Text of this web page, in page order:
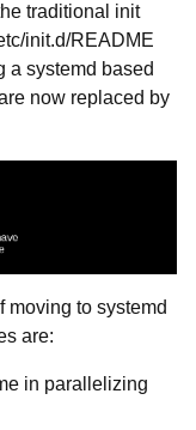
traditional init
init.d/README
a systemd based
now replaced by
moving to systemd
are:
in parallelizing